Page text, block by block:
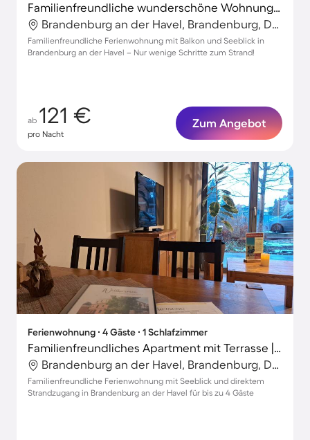
Familienfreundliche wunderschöne Wohnung | Seeblick | Nah am Strand
Brandenburg an der Havel, Brandenburg, Deutschland
Familienfreundliche Ferienwohnung mit Balkon und Seeblick in
Brandenburg an der Havel – Nur wenige Schritte zum Strand!
ab 121 €
pro Nacht
Zum Angebot
Ferienwohnung ∙ 4 Gäste ∙ 1 Schlafzimmer
Familienfreundliches Apartment mit Terrasse | Seeblick | Strand in der Nähe
Brandenburg an der Havel, Brandenburg, Deutschland
Familienfreundliche Ferienwohnung mit Seeblick und direktem
Strandzugang in Brandenburg an der Havel für bis zu 4 Gäste